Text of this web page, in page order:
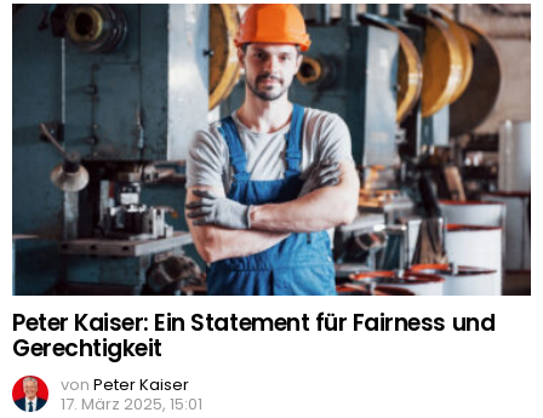
Peter Kaiser: Ein Statement für Fairness und
Gerechtigkeit
von Peter Kaiser
17. März 2025, 15:01